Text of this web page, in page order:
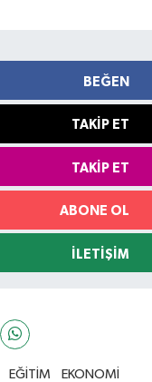
BEĞEN
TAKIP ET
TAKIP ET
ABONE OL
İLETIŞIM
EĞİTİM
EKONOMİ